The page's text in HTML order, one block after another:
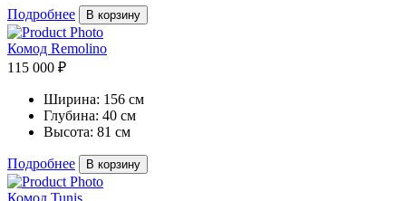
Подробнее В корзину
Комод Remolino
115 000 ₽
Ширина: 156 см
Глубина: 40 см
Высота: 81 см
Подробнее В корзину
Комод Tunis